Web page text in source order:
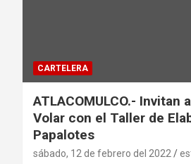
CARTELERA
ATLACOMULCO.- Invitan
Volar con el Taller de
Papalotes
sábado, 12 de febrero del 2022